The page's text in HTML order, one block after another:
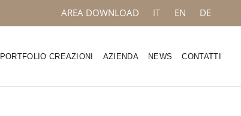
AREA DOWNLOAD IT EN DE
PORTFOLIO CREAZIONI AZIENDA NEWS CONTATTI